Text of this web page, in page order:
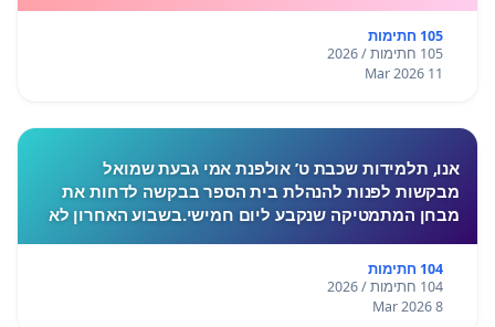
105 חתימות
105 חתימות / 2026
11 Mar 2026
אנו, תלמידות שכבת ט’ אולפנת אמי גבעת שמואל
מבקשות לפנות להנהלת בית הספר בבקשה לדחות את
מבחן המתמטיקה שנקבע ליום חמישי.בשבוע האחרון לא
חוות לחץ, מתח ו
104 חתימות
104 חתימות / 2026
8 Mar 2026